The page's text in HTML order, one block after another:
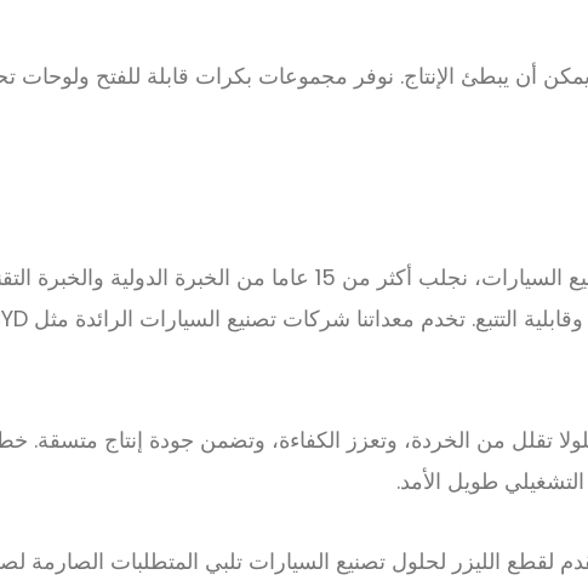
يمكن أن يبطئ الإنتاج. نوفر مجموعات بكرات قابلة للفتح
حلولا تقلل من الخردة، وتعزز الكفاءة، وتضمن جودة إنتاج
التشغيلي طويل الأمد.
الليزر لحلول تصنيع السيارات تلبي المتطلبات الصارمة